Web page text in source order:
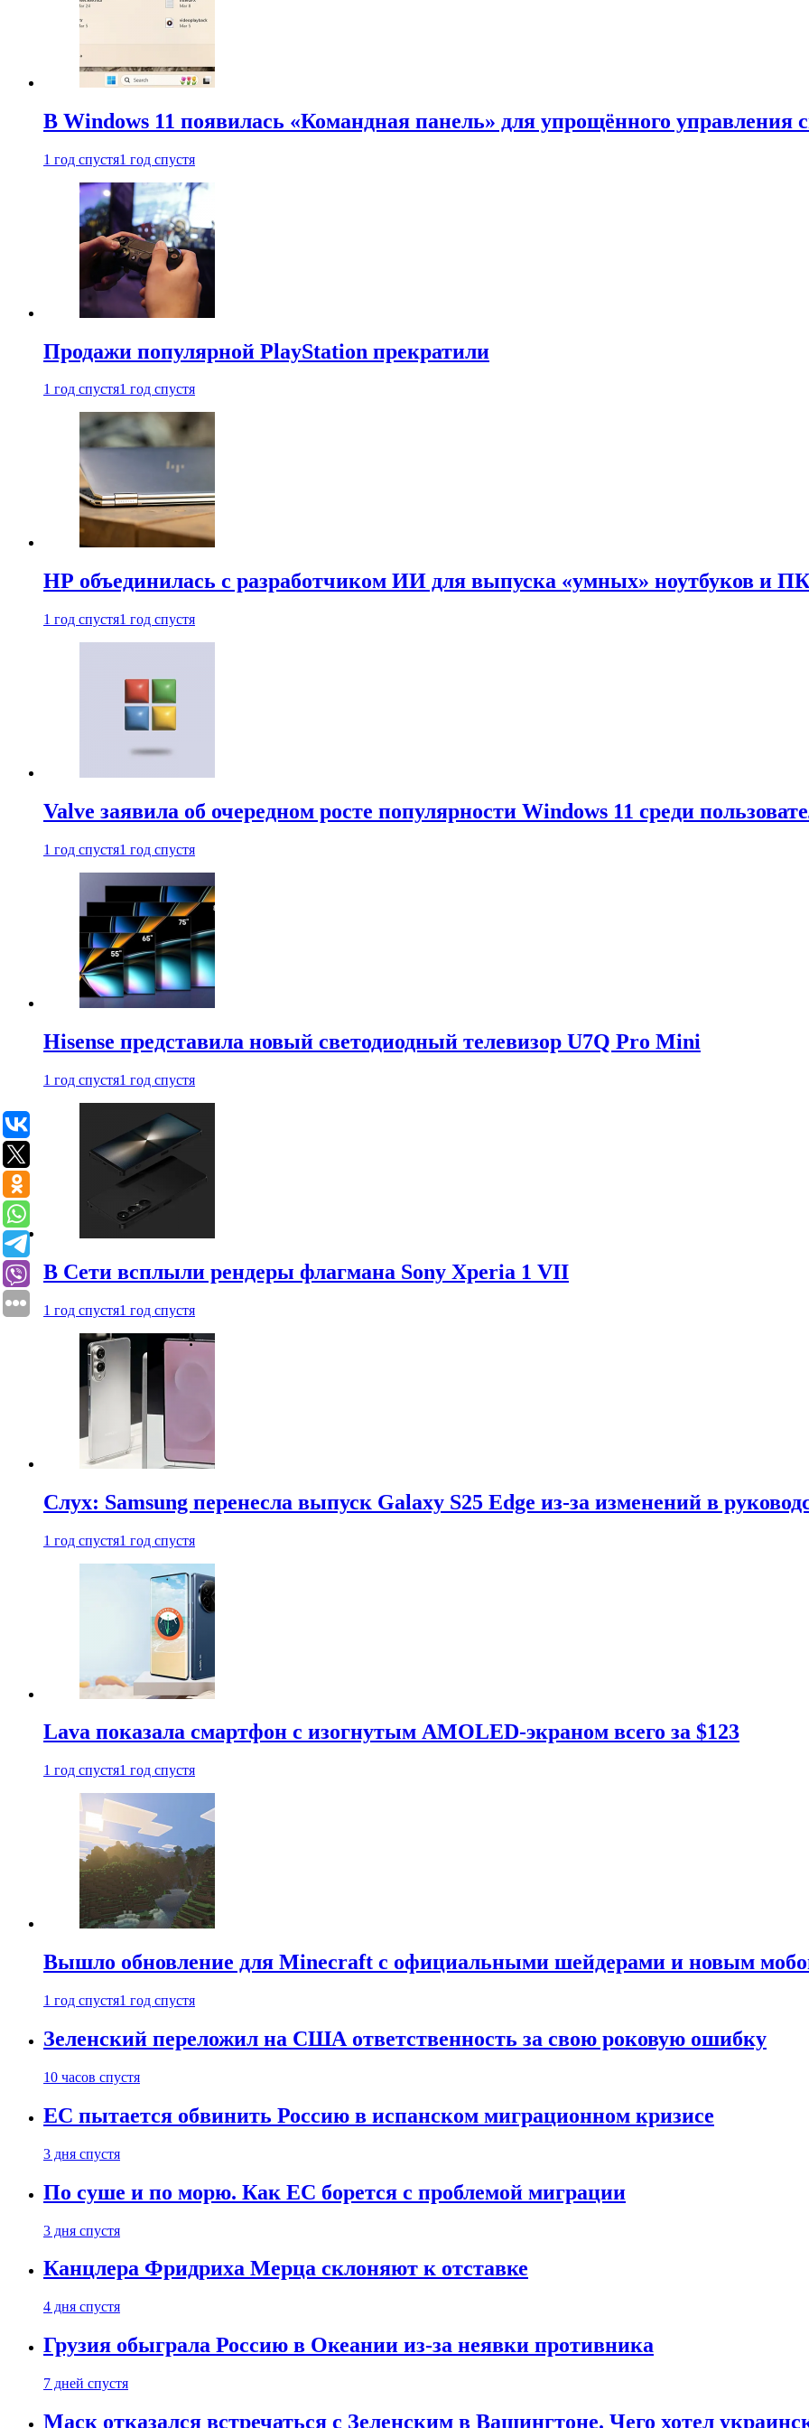
В Windows 11 появилась «Командная панель» для упрощённого управления
1 год спустя1 год спустя
Продажи популярной PlayStation прекратили
1 год спустя1 год спустя
HP объединилась с разработчиком ИИ для выпуска «умных» ноутбуков и ПК
1 год спустя1 год спустя
Valve заявила об очередном росте популярности Windows 11 среди
1 год спустя1 год спустя
Hisense представила новый светодиодный телевизор U7Q Pro Mini
1 год спустя1 год спустя
В Сети всплыли рендеры флагмана Sony Xperia 1 VII
1 год спустя1 год спустя
Слух: Samsung перенесла выпуск Galaxy S25 Edge из-за изменений в
1 год спустя1 год спустя
Lava показала смартфон с изогнутым AMOLED-экраном всего за $123
1 год спустя1 год спустя
Вышло обновление для Minecraft с официальными шейдерами и новым
1 год спустя1 год спустя
Зеленский переложил на США ответственность за свою роковую ошибку
10 часов спустя
ЕС пытается обвинить Россию в испанском миграционном кризисе
3 дня спустя
По суше и по морю. Как ЕС борется с проблемой миграции
3 дня спустя
Канцлера Фридриха Мерца склоняют к отставке
4 дня спустя
Грузия обыграла Россию в Океании из-за неявки противника
7 дней спустя
Маск отказался встречаться с Зеленским в Вашингтоне. Чего хотел